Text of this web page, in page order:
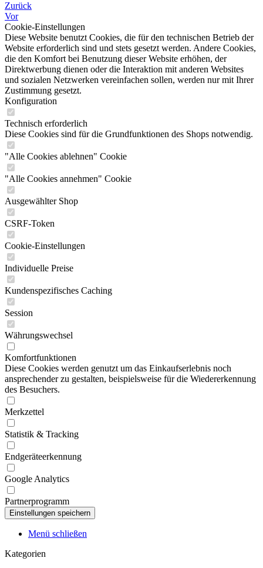
Zurück
Vor
Cookie-Einstellungen
Diese Website benutzt Cookies, die für den technischen Betrieb der
Website erforderlich sind und stets gesetzt werden. Andere Cookies,
die den Komfort bei Benutzung dieser Website erhöhen, der
Direktwerbung dienen oder die Interaktion mit anderen Websites
und sozialen Netzwerken vereinfachen sollen, werden nur mit Ihrer
Zustimmung gesetzt.
Konfiguration
Technisch erforderlich
Diese Cookies sind für die Grundfunktionen des Shops notwendig.
"Alle Cookies ablehnen" Cookie
"Alle Cookies annehmen" Cookie
Ausgewählter Shop
CSRF-Token
Cookie-Einstellungen
Individuelle Preise
Kundenspezifisches Caching
Session
Währungswechsel
Komfortfunktionen
Diese Cookies werden genutzt um das Einkaufserlebnis noch
ansprechender zu gestalten, beispielsweise für die Wiedererkennung
des Besuchers.
Merkzettel
Statistik & Tracking
Endgeräteerkennung
Google Analytics
Partnerprogramm
Menü schließen
Kategorien